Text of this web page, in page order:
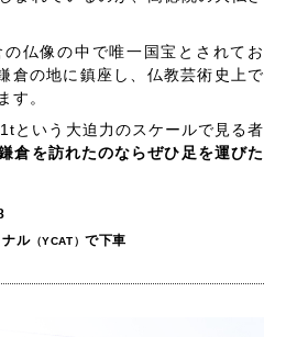
仏像の中で唯一国宝とされてお
倉の地に鎮座し、仏教芸術史上で
す。
という大迫力のスケールで見る者
倉を訪れたのならぜひ足を運びた
ル（YCAT）で下車